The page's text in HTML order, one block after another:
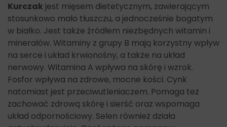
Kurczak jest mięsem dietetycznym, zawierającym
stosunkowo mało tłuszczu, a jednocześnie bogatym
w białko. Jest także źródłem niezbędnych witamin i
minerałów. Witaminy z grupy B mają korzystny wpływ
na serce i układ krwionośny, a także na układ
nerwowy. Witamina A wpływa na skórę i wzrok.
Fosfor wpływa na zdrowe, mocne kości. Cynk
natomiast jest przeciwutleniaczem. Pomaga też
zachować zdrową skórę i sierść oraz wspomaga
układ odpornościowy. Selen również działa